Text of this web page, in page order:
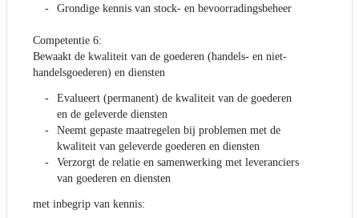
Grondige kennis van stock- en bevoorradingsbeheer
Competentie 6:
Bewaakt de kwaliteit van de goederen (handels- en niet-
handelsgoederen) en diensten
Evalueert (permanent) de kwaliteit van de goederen
en de geleverde diensten
Neemt gepaste maatregelen bij problemen met de
kwaliteit van geleverde goederen en diensten
Verzorgt de relatie en samenwerking met leveranciers
van goederen en diensten
met inbegrip van kennis: